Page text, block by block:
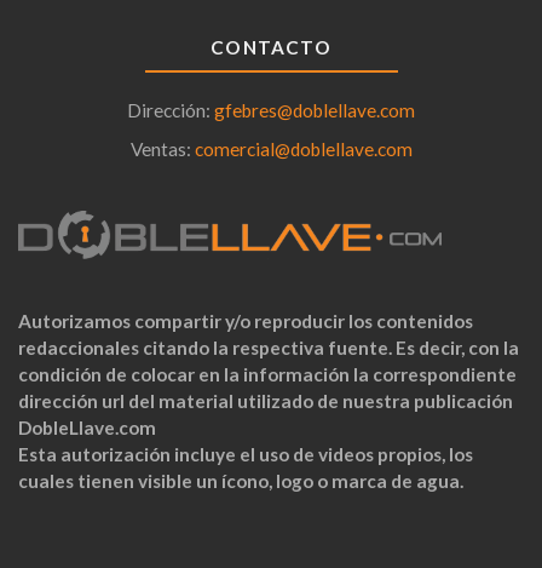
CONTACTO
Dirección: gfebres@doblellave.com
Ventas: comercial@doblellave.com
Autorizamos compartir y/o reproducir los contenidos
redaccionales citando la respectiva fuente. Es decir, con la
condición de colocar en la información la correspondiente
dirección url del material utilizado de nuestra publicación
DobleLlave.com
Esta autorización incluye el uso de videos propios, los
cuales tienen visible un ícono, logo o marca de agua.